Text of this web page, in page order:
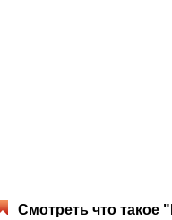
Смотреть что